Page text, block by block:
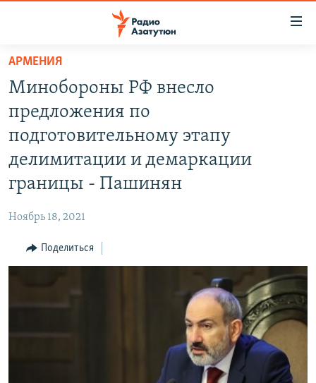
Перейти
основному
содержанию
Перейти
основной
навигации
Перейти
ПОЛИТИКА
ЭКОНОМИКА
НАГОРНЫЙ КАРАБАХ
КУЛЬТУРА
АРМЕНИЯ
Минобороны РФ внесло
предложения по
подготовительному этапу
делимитации и демаркации
границы - Пашинян
Ноябрь 18, 2021
Поделиться